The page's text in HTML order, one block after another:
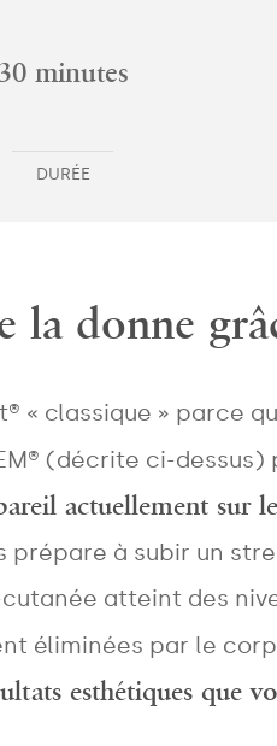
minutes
DURÉE
donne
« classique »
(décrite ci-
actuellement sur
à subir un
atteint des
éliminées par le
esthétiques que